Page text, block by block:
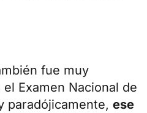
fue muy
Examen Nacional de
paradójicamente, ese